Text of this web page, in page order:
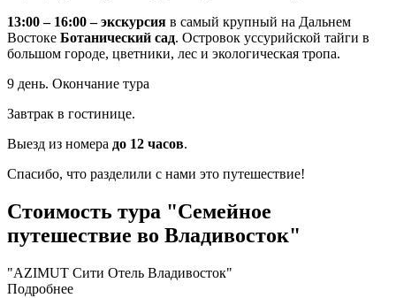
13:00 – 16:00 – экскурсия в самый крупный на Дальнем
Востоке Ботанический сад. Островок уссурийской тайги в
большом городе, цветники, лес и экологическая тропа.
9 день. Окончание тура
Завтрак в гостинице.
Выезд из номера до 12 часов.
Спасибо, что разделили с нами это путешествие!
Стоимость тура "Семейное
путешествие во Владивосток"
"AZIMUT Сити Отель Владивосток"
Подробнее